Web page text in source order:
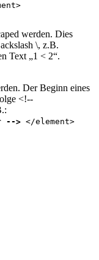
werden. Dies
\, z.B.
Text „1 < 2“.
Der Beginn eines
<!--
--> </element>